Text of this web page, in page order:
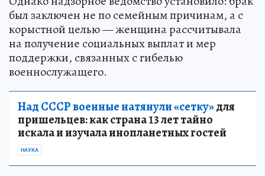
был заключен не по семейным причинам, а с
корыстной целью — женщина рассчитывала
на получение социальных выплат и мер
поддержки, связанных с гибелью
военнослужащего.
Над СССР военные натянули «сетку»для
пришельцев: как страна 13 лет тайно
искала и изучала инопланетных гостей
НАУКА